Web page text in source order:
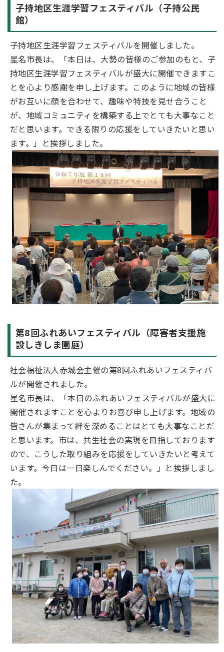
子持地区生涯学習フェスティバル（子持公民
館）
子持地区生涯学習フェスティバルを開催しました。
星名市長は、「本日は、大勢の皆様のご参加のもと、子
持地区生涯学習フェスティバルが盛大に開催できますこ
とを心より感謝を申し上げます。このように地域の皆様
がお互いに顔を合わせて、趣味や特技を見せ合うこと
が、地域コミュニティを構築する上でとても大事なこと
だと思います。できる限りの応援をしていきたいと思い
ます。」と挨拶しました。
第8回ふれあいフェスティバル（障害者支援施
設しきしま園庭）
社会福祉法人赤城会主催の第8回ふれあいフェスティバ
ルが開催されました。
星名市長は、「本日のふれあいフェスティバルが盛大に
開催されますことを心よりお喜び申し上げます。地域の
皆さんが集まって絆を深めることはとても大事なことだ
と思います。市は、共生社会の実現を目指しております
ので、こうした取り組みを応援をしていきたいと考えて
います。今日は一日楽しんでください。」と挨拶しまし
た。